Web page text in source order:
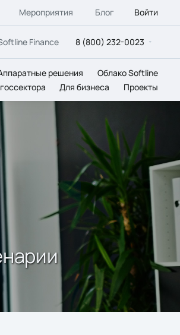
Мероприятия Блог Войти
Finance 8 (800) 232-0023
решения
Облако Softline
Для бизнеса Проекты